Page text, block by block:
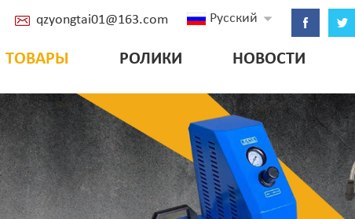
Русский
qzyongtai01@163.com
ТОВАРЫ РОЛИКИ НОВОСТИ